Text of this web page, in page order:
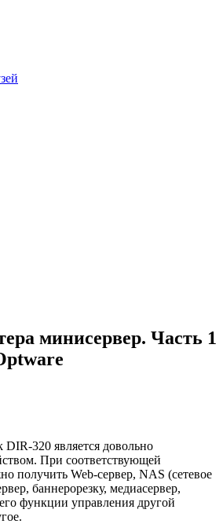
минисервер. Часть 1
320 является довольно
При соответствующей
получить Web-сервер, NAS (сетевое
баннерорезку, медиасервер,
функции управления другой